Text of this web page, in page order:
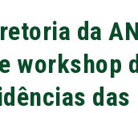
da
workshop
das